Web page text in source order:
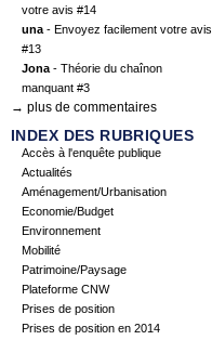
votre avis #14
una - Envoyez facilement votre avis
#13
Jona - Théorie du chaînon
manquant #3
→ plus de commentaires
INDEX DES RUBRIQUES
Accès à l'enquête publique
Actualités
Aménagement/Urbanisation
Economie/Budget
Environnement
Mobilité
Patrimoine/Paysage
Plateforme CNW
Prises de position
Prises de position en 2014